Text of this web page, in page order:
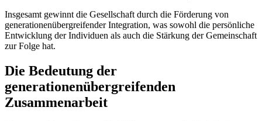
Insgesamt gewinnt die Gesellschaft durch die Förderung von
generationenübergreifender Integration, was sowohl die persönliche
Entwicklung der Individuen als auch die Stärkung der Gemeinschaft
zur Folge hat.
Die Bedeutung der
generationenübergreifenden
Zusammenarbeit